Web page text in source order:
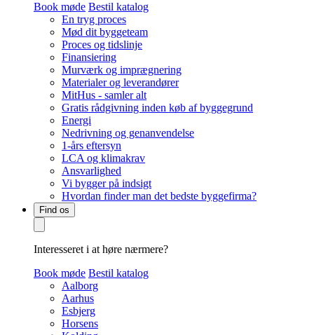
Book møde Bestil katalog
En tryg proces
Mød dit byggeteam
Proces og tidslinje
Finansiering
Murværk og imprægnering
Materialer og leverandører
MitHus - samler alt
Gratis rådgivning inden køb af byggegrund
Energi
Nedrivning og genanvendelse
1-års eftersyn
LCA og klimakrav
Ansvarlighed
Vi bygger på indsigt
Hvordan finder man det bedste byggefirma?
Find os
Interesseret i at høre nærmere?
Book møde Bestil katalog
Aalborg
Aarhus
Esbjerg
Horsens